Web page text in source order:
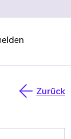
Zurück